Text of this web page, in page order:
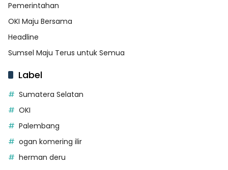
Pemerintahan
OKI Maju Bersama
Headline
Sumsel Maju Terus untuk Semua
Label
Sumatera Selatan
OKI
Palembang
ogan komering ilir
herman deru